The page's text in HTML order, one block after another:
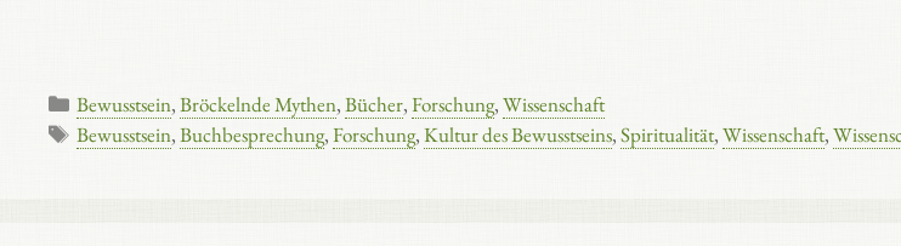
Kategorien
Bewusstsein,Bröckelnde Mythen,Bücher,Forschung,Wissenschaft
Schlagwörter
Bewusstsein,Buchbesprechung,Forschung,Kultur des Bewusstseins,Spiritualität,Wissenschaft,